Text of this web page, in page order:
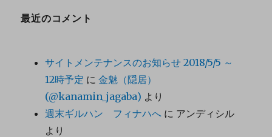
最近のコメント
サイトメンテナンスのお知らせ 2018/5/5 ～
12時予定 に金魅（隠居）
(@kanamin_jagaba) より
週末ギルハン フィナハへ に アンディシル
より